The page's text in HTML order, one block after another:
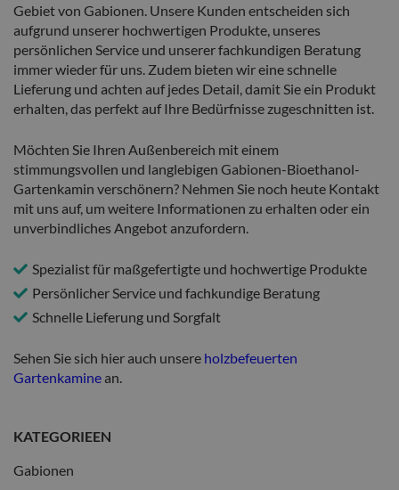
Gebiet von Gabionen. Unsere Kunden entscheiden sich
aufgrund unserer hochwertigen Produkte, unseres
persönlichen Service und unserer fachkundigen Beratung
immer wieder für uns. Zudem bieten wir eine schnelle
Lieferung und achten auf jedes Detail, damit Sie ein Produkt
erhalten, das perfekt auf Ihre Bedürfnisse zugeschnitten ist.
Möchten Sie Ihren Außenbereich mit einem
stimmungsvollen und langlebigen Gabionen-Bioethanol-
Gartenkamin verschönern? Nehmen Sie noch heute Kontakt
mit uns auf, um weitere Informationen zu erhalten oder ein
unverbindliches Angebot anzufordern.
Spezialist für maßgefertigte und hochwertige Produkte
Persönlicher Service und fachkundige Beratung
Schnelle Lieferung und Sorgfalt
Sehen Sie sich hier auch unsere holzbefeuerten
Gartenkaminean.
KATEGORIEEN
Gabionen